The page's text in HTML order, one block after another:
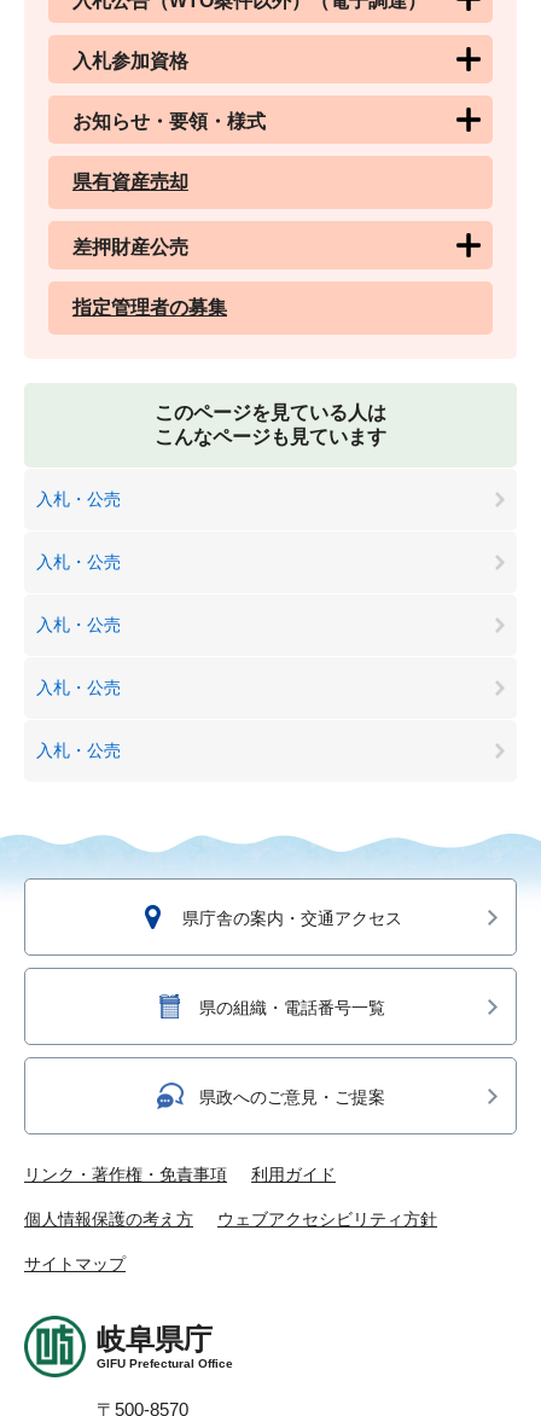
入札参加資格
お知らせ・要領・様式
県有資産売却
差押財産公売
指定管理者の募集
このページを見ている人は
こんなページも見ています
入札・公売
入札・公売
入札・公売
入札・公売
入札・公売
県庁舎の案内・交通アクセス
県の組織・電話番号一覧
県政へのご意見・ご提案
リンク・著作権・免責事項 利用ガイド
個人情報保護の考え方 ウェブアクセシビリティ方針
サイトマップ
岐阜県庁
GIFU Prefectural Office
〒500-8570